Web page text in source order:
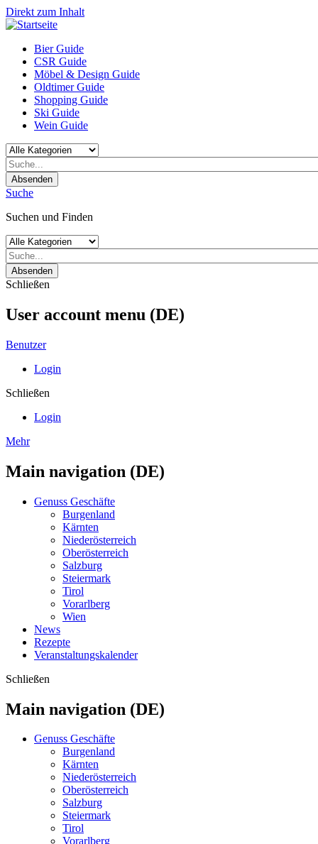
Direkt zum Inhalt
Bier Guide
CSR Guide
Möbel & Design Guide
Oldtimer Guide
Shopping Guide
Ski Guide
Wein Guide
Absenden
Suche
Suchen und Finden
Absenden
Schließen
User account menu (DE)
Benutzer
Login
Schließen
Login
Mehr
Main navigation (DE)
Genuss Geschäfte
Burgenland
Kärnten
Niederösterreich
Oberösterreich
Salzburg
Steiermark
Tirol
Vorarlberg
Wien
News
Rezepte
Veranstaltungskalender
Schließen
Main navigation (DE)
Genuss Geschäfte
Burgenland
Kärnten
Niederösterreich
Oberösterreich
Salzburg
Steiermark
Tirol
Vorarlberg